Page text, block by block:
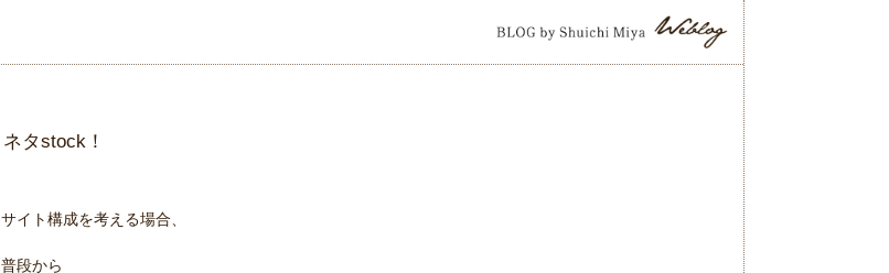
ネタstock！
サイト構成を考える場合、
普段から